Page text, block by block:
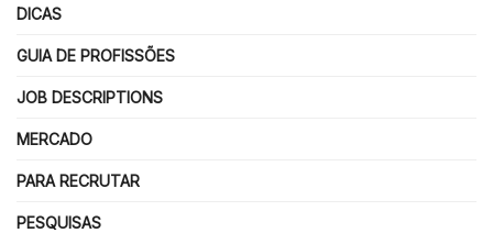
DICAS
GUIA DE PROFISSÕES
JOB DESCRIPTIONS
MERCADO
PARA RECRUTAR
PESQUISAS